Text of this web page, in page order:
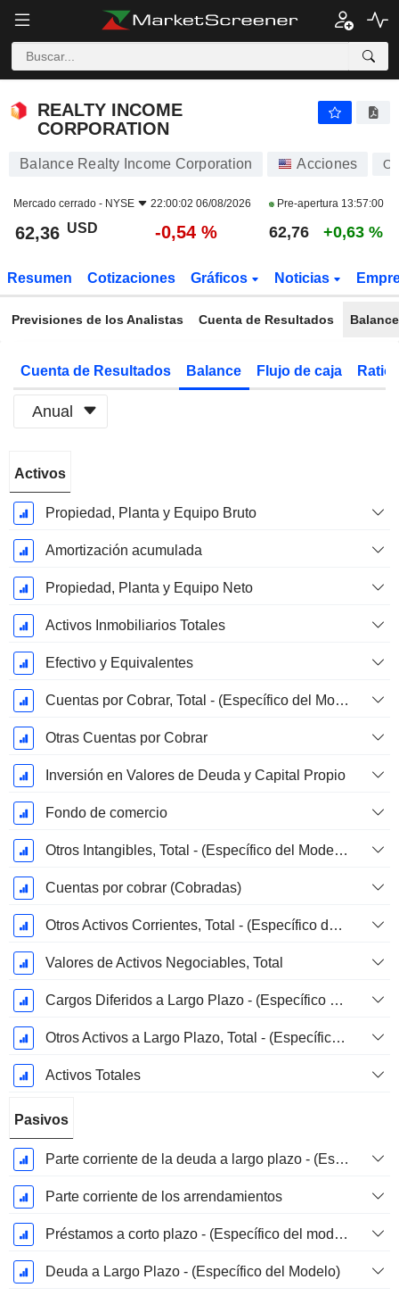
REALTY INCOME
CORPORATION
Balance Realty Income Corporation Acciones O
Mercado cerrado - NYSE 22:00:02 06/08/2026 Pre-apertura 13:57:00
62,36 USD -0,54 % 62,76 +0,63 %
Resumen Cotizaciones Gráficos Noticias
Previsiones de los Analistas Cuenta de Resultados Balance
Cuenta de Resultados Balance Flujo de caja
Anual
fiscal:
Diciembre
Activos
Propiedad, Planta y Equipo Bruto
Amortización acumulada
Propiedad, Planta y Equipo Neto
Activos Inmobiliarios Totales
Efectivo y Equivalentes
Cuentas por Cobrar, Total - (Específico del Modelo)
Otras Cuentas por Cobrar
Inversión en Valores de Deuda y Capital Propio
Fondo de comercio
Otros Intangibles, Total - (Específico del Modelo)
Cuentas por cobrar (Cobradas)
Otros Activos Corrientes, Total - (Específico del Modelo)
Valores de Activos Negociables, Total
Cargos Diferidos a Largo Plazo - (Específico del Modelo)
Otros Activos a Largo Plazo, Total - (Específico del Modelo)
Activos Totales
Pasivos
Parte corriente de la deuda a largo plazo - (Específico del modelo)
Parte corriente de los arrendamientos
Préstamos a corto plazo - (Específico del modelo)
Deuda a Largo Plazo - (Específico del Modelo)